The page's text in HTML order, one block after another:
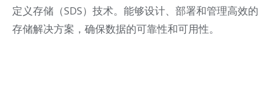
定义存储（SDS）技术。能够设计、部署和管理高效的
存储解决方案，确保数据的可靠性和可用性。